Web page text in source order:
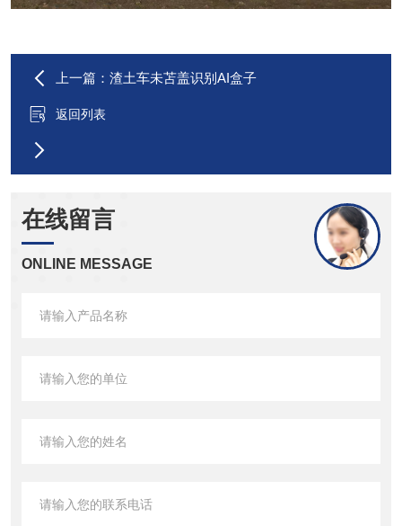
上一篇：渣土车未苫盖识别AI盒子
返回列表
在线留言
ONLINE MESSAGE